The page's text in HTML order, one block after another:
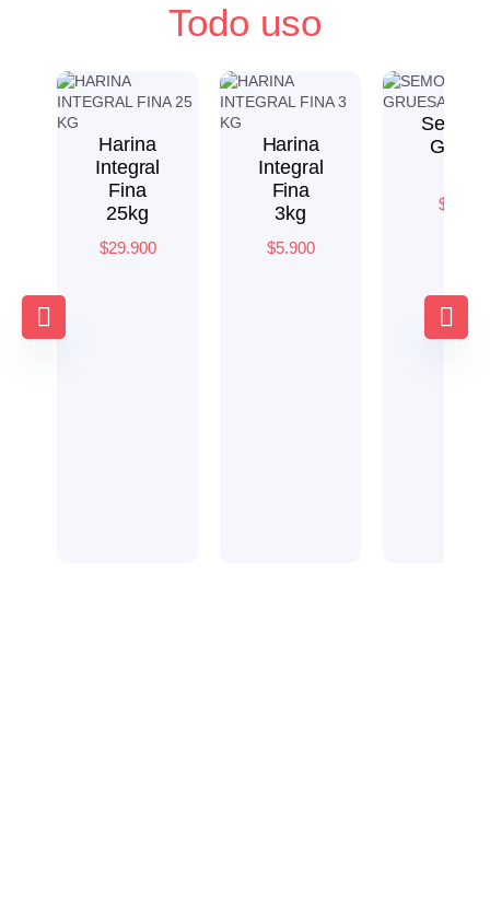
Todo uso
Harina
Integral
Fina
25kg
$29.900
Harina
Integral
Fina
3kg
$5.900
$